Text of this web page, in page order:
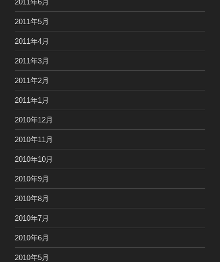
2011年5月
2011年4月
2011年3月
2011年2月
2011年1月
2010年12月
2010年11月
2010年10月
2010年9月
2010年8月
2010年7月
2010年6月
2010年5月